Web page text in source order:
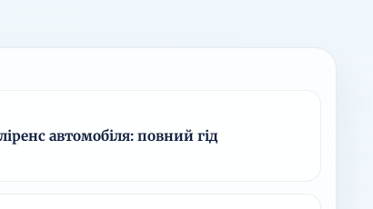
автомобіля: повний гід